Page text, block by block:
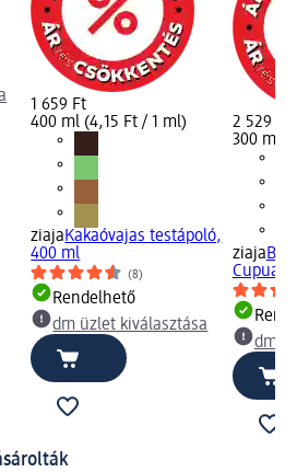
1 659 Ft
400 ml (4,15 Ft / 1 ml)
ziajaKakaóvajas testápoló,
400 ml
(8)
Rendelhető
dm üzlet kiválasztása
2 529 Ft
300 ml
ziaja
dm